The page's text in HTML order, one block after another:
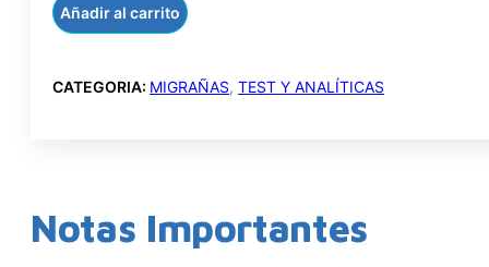
CANTIDAD
Añadir al carrito
CATEGORIA: MIGRAÑAS, TEST Y ANALÍTICAS
Notas Importantes